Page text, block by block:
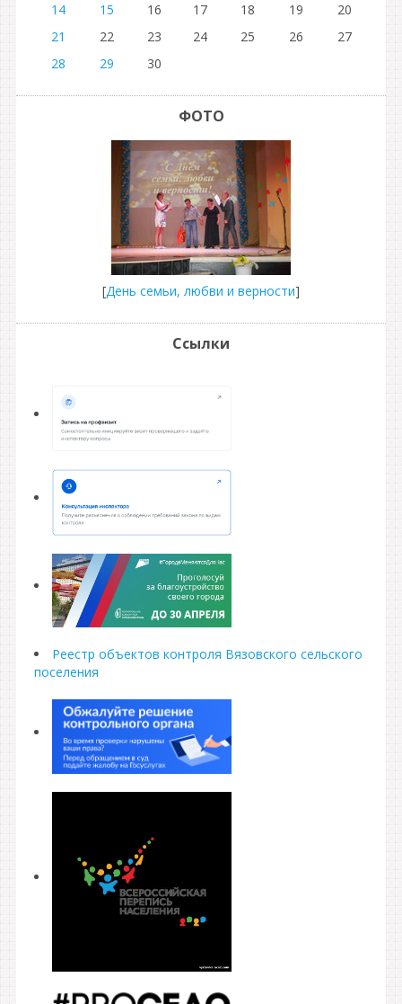
14
15 16 17 18 19
20
21
22 23 24 25 26
27
28
29 30
ФОТО
[День семьи, любви и верности]
Ссылки
Реестр объектов контроля Вязовского сельского
поселения